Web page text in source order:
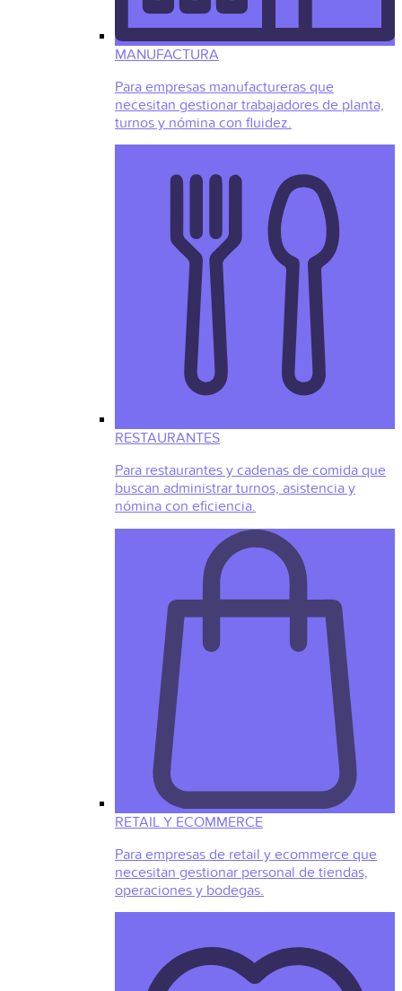
MANUFACTURA
Para empresas manufactureras que
necesitan gestionar trabajadores de planta,
turnos y nómina con fluidez.
RESTAURANTES
Para restaurantes y cadenas de comida que
buscan administrar turnos, asistencia y
nómina con eficiencia.
RETAIL Y ECOMMERCE
Para empresas de retail y ecommerce que
necesitan gestionar personal de tiendas,
operaciones y bodegas.